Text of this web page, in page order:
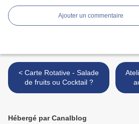
Ajouter un commentaire
< Carte Rotative - Salade
de fruits ou Cocktail ?
Hébergé par Canalblog